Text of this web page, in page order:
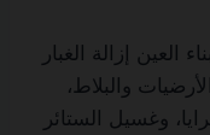
إزالة الغبار
والبلاط،
وغسيل الستائر